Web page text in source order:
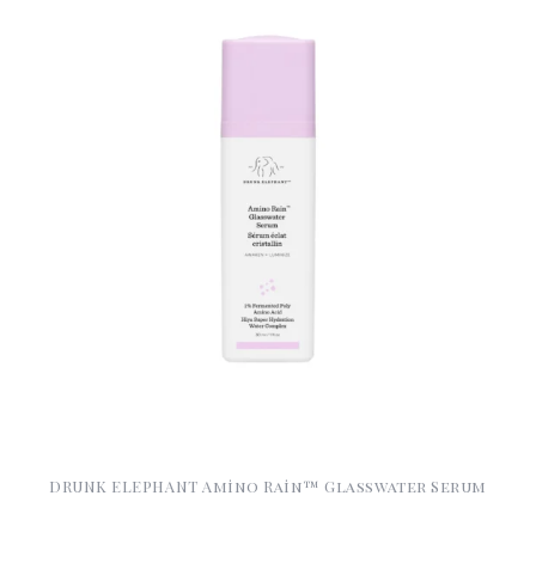
DRUNK ELEPHANT Amino Rain™ Glasswater Serum